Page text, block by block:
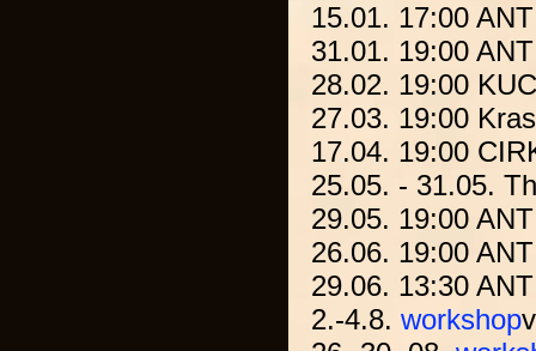
15.01. 17:00
31.01. 19:00
28.02. 19:00
27.03. 19:00
17.04. 19:00
25.05. - 31.05.
29.05. 19:00
26.06. 19:00
29.06. 13:30
2.-4.8. workshop